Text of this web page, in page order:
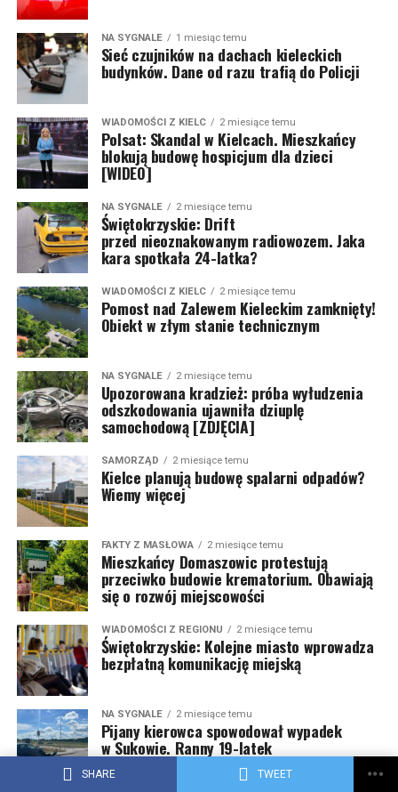
SHARE TWEET
NA SYGNALE 1 miesiąc temu
Sieć czujników na dachach kieleckich
budynków. Dane od razu trafią do Policji
WIADOMOŚCI Z KIELC 2 miesiące temu
Polsat: Skandal w Kielcach. Mieszkańcy
blokują budowę hospicjum dla dzieci
[WIDEO]
NA SYGNALE 2 miesiące temu
Świętokrzyskie: Drift
przed nieoznakowanym radiowozem. Jaka
kara spotkała 24-latka?
WIADOMOŚCI Z KIELC 2 miesiące temu
Pomost nad Zalewem Kieleckim zamknięty!
Obiekt w złym stanie technicznym
NA SYGNALE 2 miesiące temu
Upozorowana kradzież: próba wyłudzenia
odszkodowania ujawniła dziuplę
samochodową [ZDJĘCIA]
SAMORZĄD 2 miesiące temu
Kielce planują budowę spalarni odpadów?
Wiemy więcej
FAKTY Z MASŁOWA 2 miesiące temu
Mieszkańcy Domaszowic protestują
przeciwko budowie krematorium. Obawiają
się o rozwój miejscowości
WIADOMOŚCI Z REGIONU 2 miesiące temu
Świętokrzyskie: Kolejne miasto wprowadza
bezpłatną komunikację miejską
NA SYGNALE 2 miesiące temu
Pijany kierowca spowodował wypadek
w Sukowie. Ranny 19-latek